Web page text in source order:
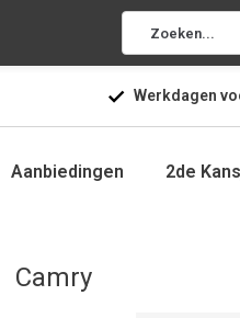
Werkdagen
Aanbiedingen 2de
Camry